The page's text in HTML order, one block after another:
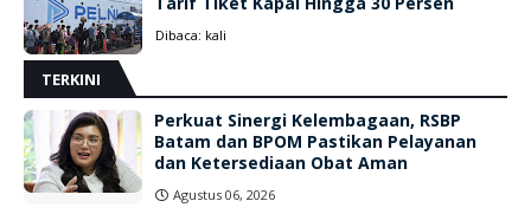
Dibaca: kali
TERKINI
Perkuat Sinergi Kelembagaan, RSBP
Batam dan BPOM Pastikan Pelayanan
dan Ketersediaan Obat Aman
Agustus 06, 2026